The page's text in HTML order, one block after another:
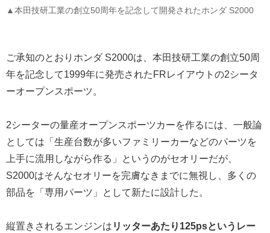
▲本田技研工業の創立50周年を記念して開発されたホンダ S2000
ご承知のとおりホンダ S2000は、本田技研工業の創立50周
年を記念して1999年に発売されたFRレイアウトの2シータ
ーオープンスポーツ。
2シーターの量産オープンスポーツカーを作るには、一般論
としては「生産台数が多いファミリーカーなどのパーツを
上手に流用しながら作る」というのがセオリーだが、
S2000はそんなセオリーを完膚なきまでに無視し、多くの
部品を「専用パーツ」として新たに設計した。
縦置きされるエンジンは リッターあたり125psというレー